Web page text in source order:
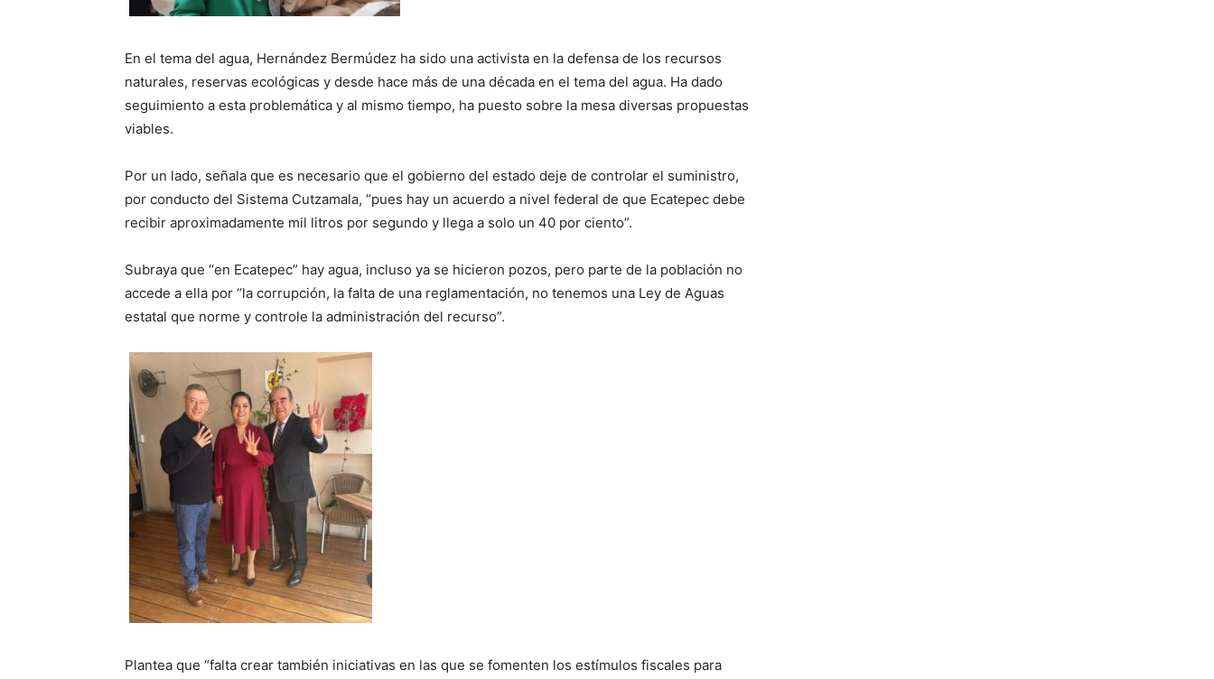
En el tema del agua, Hernández Bermúdez ha sido una activista en la defensa de los recursos
naturales, reservas ecológicas y desde hace más de una década en el tema del agua. Ha dado
seguimiento a esta problemática y al mismo tiempo, ha puesto sobre la mesa diversas propuestas
viables.
Por un lado, señala que es necesario que el gobierno del estado deje de controlar el suministro,
por conducto del Sistema Cutzamala, “pues hay un acuerdo a nivel federal de que Ecatepec debe
recibir aproximadamente mil litros por segundo y llega a solo un 40 por ciento”.
Subraya que “en Ecatepec” hay agua, incluso ya se hicieron pozos, pero parte de la población no
accede a ella por “la corrupción, la falta de una reglamentación, no tenemos una Ley de Aguas
estatal que norme y controle la administración del recurso”.
Plantea que “falta crear también iniciativas en las que se fomenten los estímulos fiscales para